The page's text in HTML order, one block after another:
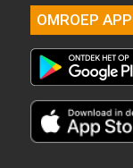
OMROEP APP